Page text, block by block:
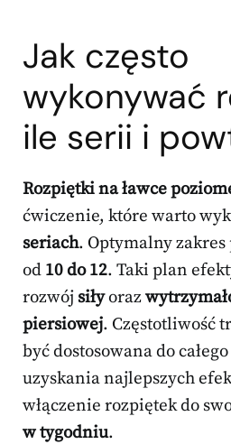
Jak często
wykonywać
ile serii i
Rozpiętki na ławce
ćwiczenie, które warto
seriach. Optymalny
od 10 do 12. Taki plan
rozwój siłyoraz
piersiowej. Częstotliwość
być dostosowana do
uzyskania najlepszych
włączenie rozpiętek do
w tygodniu.